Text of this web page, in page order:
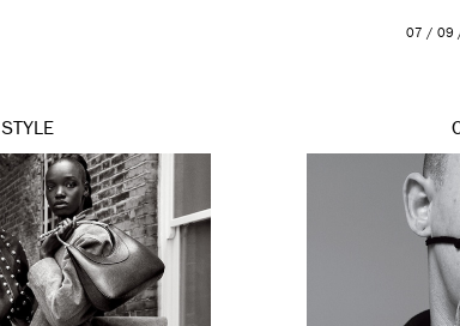
07 / 09
STYLE